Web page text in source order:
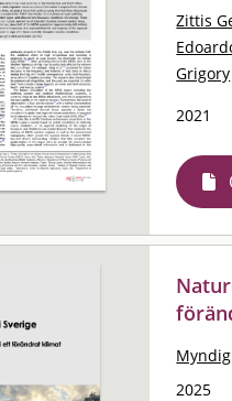
Zittis
Grigory
2021
2025